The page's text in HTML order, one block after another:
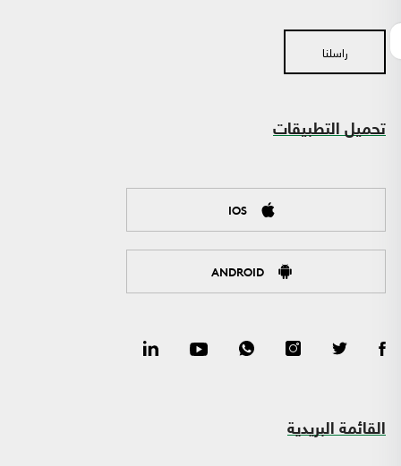
راسلنا
تحميل التطبيقات
IOS
ANDROID
القائمة البريدية